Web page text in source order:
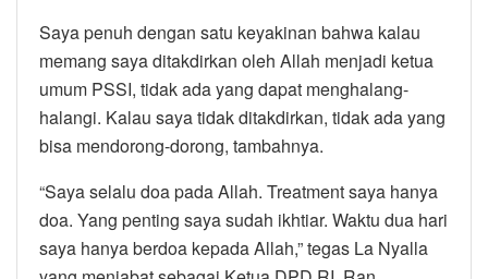
Saya penuh dengan satu keyakinan bahwa kalau
memang saya ditakdirkan oleh Allah menjadi ketua
umum PSSI, tidak ada yang dapat menghalang-
halangi. Kalau saya tidak ditakdirkan, tidak ada yang
bisa mendorong-dorong, tambahnya.
“Saya selalu doa pada Allah. Treatment saya hanya
doa. Yang penting saya sudah ikhtiar. Waktu dua hari
saya hanya berdoa kepada Allah,” tegas La Nyalla